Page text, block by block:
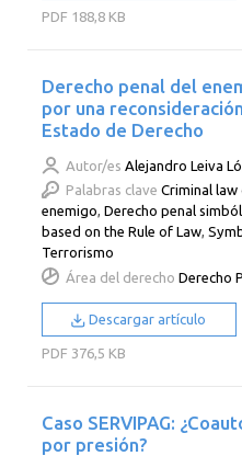
PDF 188,8 KB
Derecho penal del
por una
Estado de Derecho
Autor/es Alejandro Leiva
Palabras clave Criminal
enemigo,Derecho penal
based on the Rule of Law,
Terrorismo
Área del derecho Derecho
Descargar artículo
PDF 376,5 KB
Caso SERVIPAG:
por presión?